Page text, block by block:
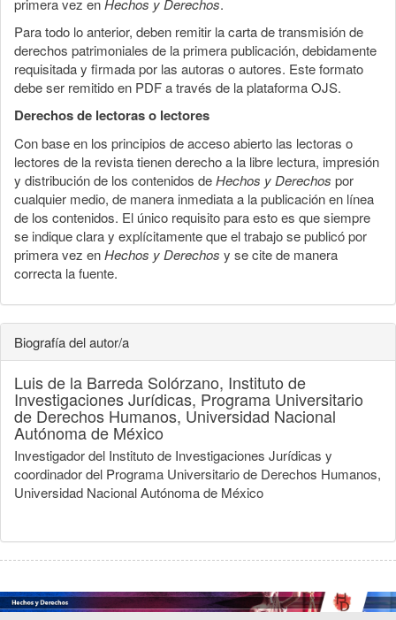
primera vez enHechos y Derechos.
Para todo lo anterior, deben remitir la carta de transmisión de
derechos patrimoniales de la primera publicación, debidamente
requisitada y firmada por las autoras o autores. Este formato
debe ser remitido en PDF a través de la plataforma OJS.
Derechos de lectoras o lectores
Con base en los principios de acceso abierto las lectoras o
lectores de la revista tienen derecho a la libre lectura, impresión
y distribución de los contenidos deHechos y Derechos por
cualquier medio, de manera inmediata a la publicación en línea
de los contenidos. El único requisito para esto es que siempre
se indique clara y explícitamente que el trabajo se publicó por
primera vez enHechos y Derechos y se cite de manera
correcta la fuente.
Biografía del autor/a
Luis de la Barreda Solórzano, Instituto de
Investigaciones Jurídicas, Programa Universitario
de Derechos Humanos, Universidad Nacional
Autónoma de México
Investigador del Instituto de Investigaciones Jurídicas y
coordinador del Programa Universitario de Derechos Humanos,
Universidad Nacional Autónoma de México